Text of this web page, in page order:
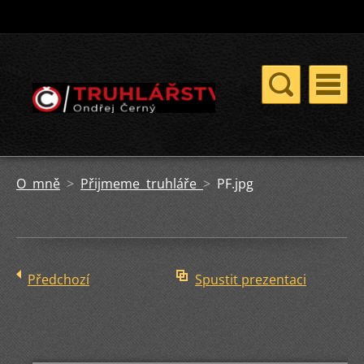
O mně > Přijmeme truhláře > PF.jpg
Předchozí Spustit prezentaci